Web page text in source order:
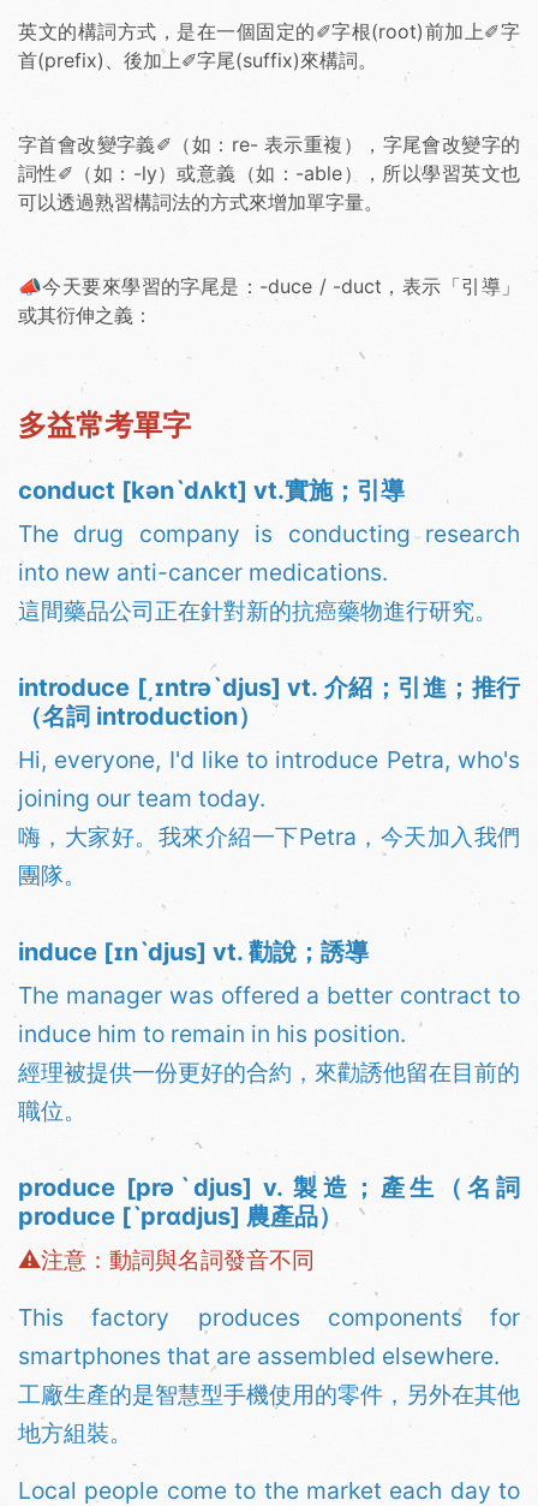
英文的構詞方式，是在一個固定的✐字根(root)前加上✐字
首(prefix)、後加上✐字尾(suffix)來構詞。
字首會改變字義✐（如：re- 表示重複），字尾會改變字的
詞性✐（如：-ly）或意義（如：-able），所以學習英文也
可以透過熟習構詞法的方式來增加單字量。
📣今天要來學習的字尾是：-duce / -duct，表示「引導」
或其衍伸之義：
多益常考單字
conduct [kənˋdʌkt] vt.實施；引導
The drug company is conducting research
into new anti-cancer medications.
這間藥品公司正在針對新的抗癌藥物進行研究。
introduce [͵ɪntrəˋdjus] vt. 介紹；引進；推行
（名詞 introduction）
Hi, everyone, I'd like to introduce Petra, who's
joining our team today.
嗨，大家好。我來介紹一下Petra，今天加入我們
團隊。
induce [ɪnˋdjus] vt. 勸說；誘導
The manager was offered a better contract to
induce him to remain in his position.
經理被提供一份更好的合約，來勸誘他留在目前的
職位。
produce [prəˋdjus] v. 製造；產生（名詞
produce [ˋprɑdjus] 農產品）
⚠注意：動詞與名詞發音不同
This factory produces components for
smartphones that are assembled elsewhere.
工廠生產的是智慧型手機使用的零件，另外在其他
地方組裝。
Local people come to the market each day to